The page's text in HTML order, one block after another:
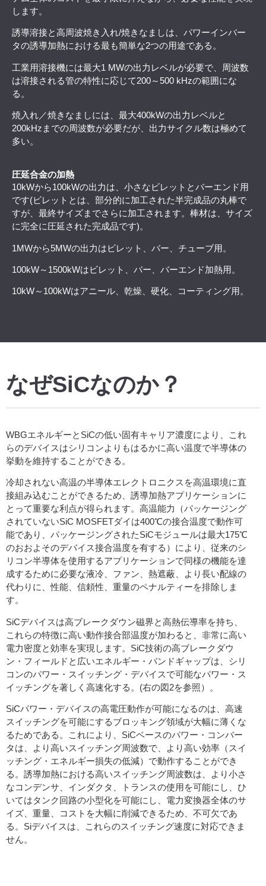
します。
誘導溶接と高周波焼き入れ/焼きなましは、パワーインバー
タの誘導加熱における最も簡単な2つの用途である。
工業用溶接機には最大1 MWの出力レベルが必要で、周波数
は溶接される管の特性に応じて200～500 kHzの範囲にな
る。
焼入れ／焼きなましには、最大400kWの出力レベルと
200kHzまでの周波数が必要だが、出力サイクル数は極めて
多い。
圧延合金の加熱
10kWから100kWの出力は、小さなビレットとバーエンド用
です(ビレットとは、部分的に加工された半完成品の丸棒で
すが、最終サイズまでさらに加工されます。棒材は、サイズ
に完全に圧延された完成品です)。
1MWから5MWの出力はビレット、バー、チューブ用。
100kW～1500kWはビレット、バー、バーエンド加熱用。
10kW～100kWはアニール、乾燥、硬化、コーティング用。
なぜSiCなのか？
WBGエネルギーとSiCの低い固有キャリア濃度により、これ
らのデバイスはシリコンよりもはるかに高い温度で半導体の
挙動を維持することができる。
冷却されない高温の半導体エレクトロニクスを高温環境に直
接組み込むことができるため、誘導加熱アプリケーションに
とって重要な利点が得られます。高温能力（パッケージング
されていないSiC MOSFETダイは400℃の接合温度で動作可
能であり、パッケージングされたSiCモジュールは最大175℃
のおおよそのデバイス接合温度を有する）により、従来のシ
リコン半導体を使用するアプリケーションで同様の機能を達
成するために必要な液冷、ファン、熱遮蔽、より長い配線の
代わりに、性能、信頼性、重量のペナルティーを排除しま
す。
SiCデバイスは高ブレークダウン磁界と高熱伝導率を持ち、
これらの特徴に高い動作接合部温度が加わると、非常に高い
電力密度と効率を実現します。SiC技術の高ブレークダウ
ン・フィールドと広いエネルギー・バンドギャップは、シリ
コンのパワー・スイッチング・デバイスで可能なパワー・ス
イッチングを著しく高速化する。(右の図2を参照）。
SiCパワー・デバイスの高電圧動作が可能になるのは、高速
スイッチングを可能にするブロッキング領域が大幅に薄くな
るためである。これにより、SiCベースのパワー・コンバー
タは、より高いスイッチング周波数で、より高い効率（スイ
ッチング・エネルギー損失の低減）で動作することができ
る。誘導加熱における高いスイッチング周波数は、より小さ
なコンデンサ、インダクタ、トランスの使用を可能にし、ひ
いてはタンク回路の小型化を可能にし、電力変換器全体のサ
イズ、重量、コストを大幅に削減できるため、不可欠であ
る。Siデバイスは、これらのスイッチング速度に対応できま
せん。